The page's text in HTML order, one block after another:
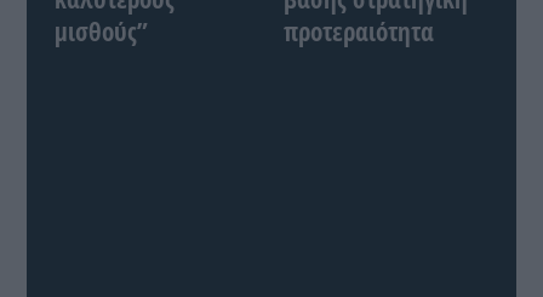
μισθούς”
προτεραιότητα